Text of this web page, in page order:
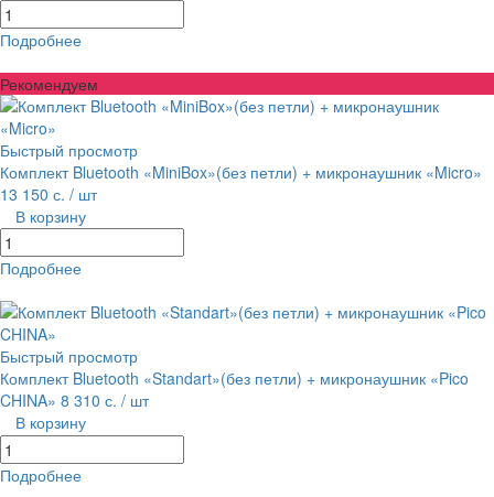
Подробнее
Рекомендуем
Быстрый просмотр
Комплект Bluetooth «MiniBox»(без петли) + микронаушник «Micro»
13 150 с. / шт
В корзину
Подробнее
Быстрый просмотр
Комплект Bluetooth «Standart»(без петли) + микронаушник «Pico
CHINA» 8 310 с. / шт
В корзину
Подробнее